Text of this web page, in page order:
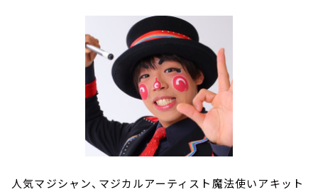
人気マジシャン、マジカルアーティスト魔法使いアキット